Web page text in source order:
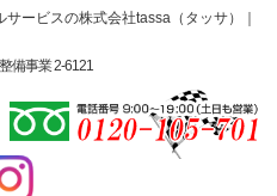
ービスの株式会社tassa（タッサ）｜
備事業 2-6121